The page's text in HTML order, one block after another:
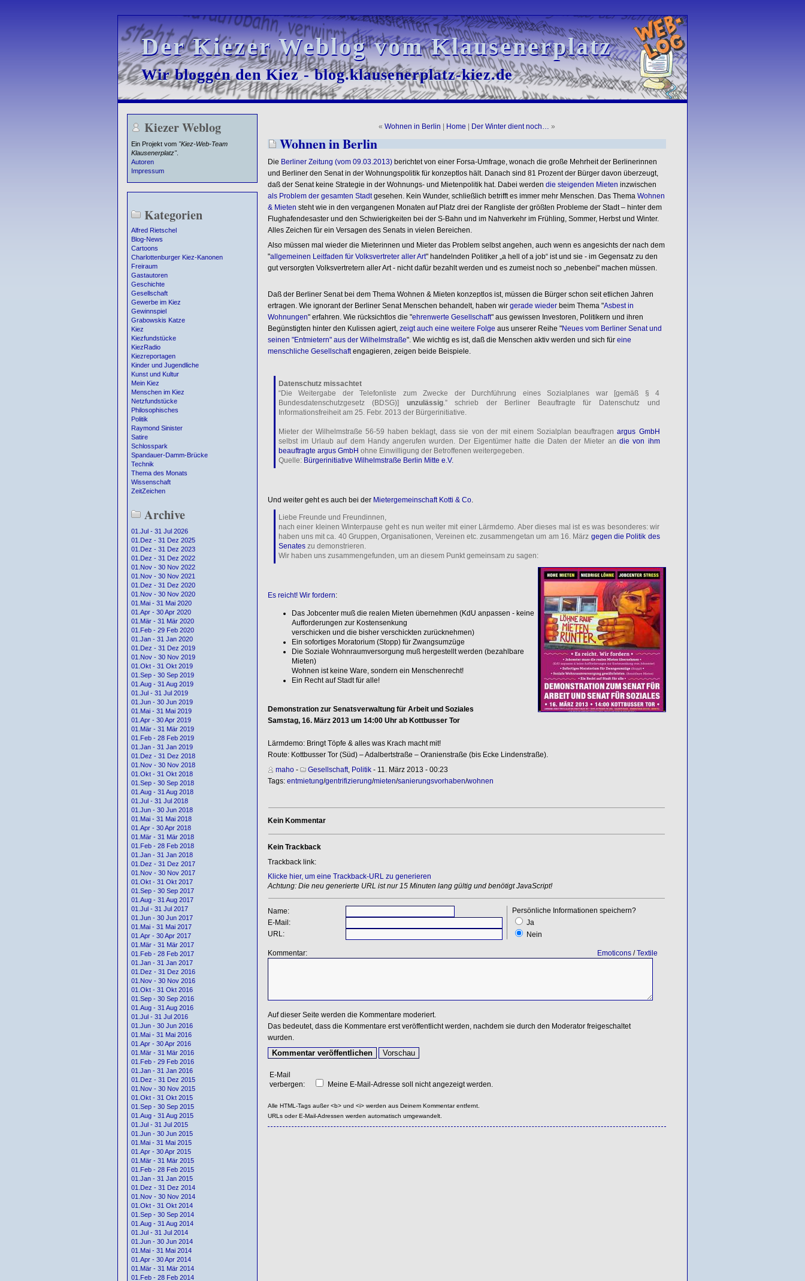
Der Kiezer Weblog vom Klausenerplatz
Der Kiezer Weblog vom Klausenerplatz
Wir bloggen den Kiez - blog.klausenerplatz-kiez.de
Wir bloggen den Kiez - blog.klausenerplatz-kiez.de
Kiezer Weblog
Ein Projekt vom "Kiez-Web-Team
Klausenerplatz".
Autoren
Impressum
Kategorien
Alfred Rietschel
Blog-News
Cartoons
Charlottenburger Kiez-Kanonen
Freiraum
Gastautoren
Geschichte
Gesellschaft
Gewerbe im Kiez
Gewinnspiel
Grabowskis Katze
Kiez
Kiezfundstücke
KiezRadio
Kiezreportagen
Kinder und Jugendliche
Kunst und Kultur
Mein Kiez
Menschen im Kiez
Netzfundstücke
Philosophisches
Politik
Raymond Sinister
Satire
Schlosspark
Spandauer-Damm-Brücke
Technik
Thema des Monats
Wissenschaft
ZeitZeichen
Archive
01.Jul - 31 Jul 2026
01.Dez - 31 Dez 2025
01.Dez - 31 Dez 2023
01.Dez - 31 Dez 2022
01.Nov - 30 Nov 2022
01.Nov - 30 Nov 2021
01.Dez - 31 Dez 2020
01.Nov - 30 Nov 2020
01.Mai - 31 Mai 2020
01.Apr - 30 Apr 2020
01.Mär - 31 Mär 2020
01.Feb - 29 Feb 2020
01.Jan - 31 Jan 2020
01.Dez - 31 Dez 2019
01.Nov - 30 Nov 2019
01.Okt - 31 Okt 2019
01.Sep - 30 Sep 2019
01.Aug - 31 Aug 2019
01.Jul - 31 Jul 2019
01.Jun - 30 Jun 2019
01.Mai - 31 Mai 2019
01.Apr - 30 Apr 2019
01.Mär - 31 Mär 2019
01.Feb - 28 Feb 2019
01.Jan - 31 Jan 2019
01.Dez - 31 Dez 2018
01.Nov - 30 Nov 2018
01.Okt - 31 Okt 2018
01.Sep - 30 Sep 2018
01.Aug - 31 Aug 2018
01.Jul - 31 Jul 2018
01.Jun - 30 Jun 2018
01.Mai - 31 Mai 2018
01.Apr - 30 Apr 2018
01.Mär - 31 Mär 2018
01.Feb - 28 Feb 2018
01.Jan - 31 Jan 2018
01.Dez - 31 Dez 2017
01.Nov - 30 Nov 2017
01.Okt - 31 Okt 2017
01.Sep - 30 Sep 2017
01.Aug - 31 Aug 2017
01.Jul - 31 Jul 2017
01.Jun - 30 Jun 2017
01.Mai - 31 Mai 2017
01.Apr - 30 Apr 2017
01.Mär - 31 Mär 2017
01.Feb - 28 Feb 2017
01.Jan - 31 Jan 2017
01.Dez - 31 Dez 2016
01.Nov - 30 Nov 2016
01.Okt - 31 Okt 2016
01.Sep - 30 Sep 2016
01.Aug - 31 Aug 2016
01.Jul - 31 Jul 2016
01.Jun - 30 Jun 2016
01.Mai - 31 Mai 2016
01.Apr - 30 Apr 2016
01.Mär - 31 Mär 2016
01.Feb - 29 Feb 2016
01.Jan - 31 Jan 2016
01.Dez - 31 Dez 2015
01.Nov - 30 Nov 2015
01.Okt - 31 Okt 2015
01.Sep - 30 Sep 2015
01.Aug - 31 Aug 2015
01.Jul - 31 Jul 2015
01.Jun - 30 Jun 2015
01.Mai - 31 Mai 2015
01.Apr - 30 Apr 2015
01.Mär - 31 Mär 2015
01.Feb - 28 Feb 2015
01.Jan - 31 Jan 2015
01.Dez - 31 Dez 2014
01.Nov - 30 Nov 2014
01.Okt - 31 Okt 2014
01.Sep - 30 Sep 2014
01.Aug - 31 Aug 2014
01.Jul - 31 Jul 2014
01.Jun - 30 Jun 2014
01.Mai - 31 Mai 2014
01.Apr - 30 Apr 2014
01.Mär - 31 Mär 2014
01.Feb - 28 Feb 2014
« Wohnen in Berlin Home Der Winter dient noch… »
Wohnen in Berlin
Die Berliner Zeitung (vom 09.03.2013)berichtet von einer Forsa-Umfrage, wonach die große Mehrheit der Berlinerinnen
und Berliner den Senat in der Wohnungspolitik für konzeptlos hält. Danach sind 81 Prozent der Bürger davon überzeugt,
daß der Senat keine Strategie in der Wohnungs- und Mietenpolitik hat. Dabei werden die steigenden Mieten inzwischen
als Problem der gesamten Stadtgesehen. Kein Wunder, schließlich betrifft es immer mehr Menschen. Das Thema Wohnen
& Mieten steht wie in den vergangenen Monaten auf Platz drei der Rangliste der größten Probleme der Stadt – hinter dem
Flughafendesaster und den Schwierigkeiten bei der S-Bahn und im Nahverkehr im Frühling, Sommer, Herbst und Winter.
Alles Zeichen für ein Versagen des Senats in vielen Bereichen.
Also müssen mal wieder die Mieterinnen und Mieter das Problem selbst angehen, auch wenn es angesichts der nach dem
"allgemeinen Leitfaden für Volksvertreter aller Art" handelnden Politiker „a hell of a job“ ist und sie - im Gegensatz zu den
gut versorgten Volksvertretern aller Art - nicht dafür bezahlt werden und es zumeist noch so „nebenbei" machen müssen.
Daß der Berliner Senat bei dem Thema Wohnen & Mieten konzeptlos ist, müssen die Bürger schon seit etlichen Jahren
ertragen. Wie ignorant der Berliner Senat Menschen behandelt, haben wir gerade wiederbeim Thema "Asbest in
Wohnungen" erfahren. Wie rücksichtlos die "ehrenwerte Gesellschaft" aus gewissen Investoren, Politikern und ihren
Begünstigten hinter den Kulissen agiert, zeigt auch eine weitere Folge aus unserer Reihe "Neues vom Berliner Senat und
seinen "Entmietern" aus der Wilhelmstraße". Wie wichtig es ist, daß die Menschen aktiv werden und sich für eine
menschliche Gesellschaftengagieren, zeigen beide Beispiele.
Datenschutz missachtet
“Die Weitergabe der Telefonliste zum Zwecke der Durchführung eines Sozialplanes war [gemäß § 4
Bundesdatenschutzgesetz (BDSG)] unzulässig.” schrieb der Berliner Beauftragte für Datenschutz und
Informationsfreiheit am 25. Febr. 2013 der Bürgerinitiative.
Mieter der Wilhelmstraße 56-59 haben beklagt, dass sie von der mit einem Sozialplan beauftragenargus GmbH
selbst im Urlaub auf dem Handy angerufen wurden. Der Eigentümer hatte die Daten der Mieter an die von ihm
beauftragte argus GmbH ohne Einwilligung der Betroffenen weitergegeben.
Quelle: Bürgerinitiative Wilhelmstraße Berlin Mitte e.V.
Und weiter geht es auch bei der Mietergemeinschaft Kotti & Co.
Liebe Freunde und Freundinnen,
nach einer kleinen Winterpause geht es nun weiter mit einer Lärmdemo. Aber dieses mal ist es was besonderes: wir
haben uns mit ca. 40 Gruppen, Organisationen, Vereinen etc. zusammengetan um am 16. März gegen die Politik des
Senateszu demonstrieren.
Wir haben uns zusammengefunden, um an diesem Punkt gemeinsam zu sagen:
Es reicht! Wir fordern:
Das Jobcenter muß die realen Mieten übernehmen (KdU anpassen - keine
Aufforderungen zur Kosten­senkung
verschicken und die bisher verschickten zurücknehmen)
Ein sofortiges Moratorium (Stopp) für Zwangs­umzüge
Die Soziale Wohnraumversorgung muß hergestellt werden (bezahlbare
Mieten)
Wohnen ist keine Ware, sondern ein Menschenrecht!
Ein Recht auf Stadt für alle!
Demonstration zur Senatsverwaltung für Arbeit und Soziales
Samstag, 16. März 2013 um 14:00 Uhr ab Kottbusser Tor
Lärmdemo: Bringt Töpfe & alles was Krach macht mit!
Route: Kottbusser Tor (Süd) – Adalbertstraße – Oranienstraße (bis Ecke Lindenstraße).
maho- Gesellschaft, Politik- 11. März 2013 - 00:23
Tags: entmietung/gentrifizierung/mieten/sanierungsvorhaben/wohnen
Kein Kommentar
Kein Trackback
Trackback link:
Klicke hier, um eine Trackback-URL zu generieren
Achtung: Die neu generierte URL ist nur 15 Minuten lang gültig und benötigt JavaScript!
Name:
Persönliche Informationen speichern?
Ja
Nein
E-Mail:
URL:
Kommentar: Emoticons/Textile
Auf dieser Seite werden die Kommentare moderiert.
Das bedeutet, dass die Kommentare erst veröffentlicht werden, nachdem sie durch den Moderator freigeschaltet
wurden.
E-Mail
verbergen:
Meine E-Mail-Adresse soll nicht angezeigt werden.
Alle HTML-Tags außer <b> und <i> werden aus Deinem Kommentar entfernt.
URLs oder E-Mail-Adressen werden automatisch umgewandelt.